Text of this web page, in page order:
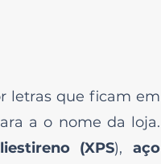
letras que ficam em
a o nome da loja.
(XPS),aço